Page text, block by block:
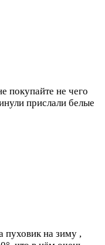
покупайте не чего
прислали белые
пуховик на зиму ,